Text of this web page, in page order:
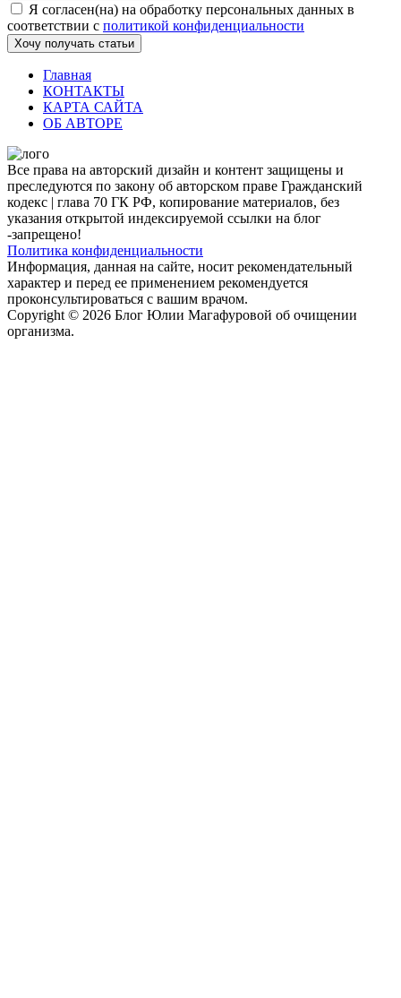
Я согласен(на) на обработку персональных данных в
соответствии с политикой конфиденциальности
Хочу получать статьи
Главная
КОНТАКТЫ
КАРТА САЙТА
ОБ АВТОРЕ
Все права на авторский дизайн и контент защищены и
преследуются по закону об авторском праве Гражданский
кодекс | глава 70 ГК РФ, копирование материалов, без
указания открытой индексируемой ссылки на блог
-запрещено!
Политика конфиденциальности
Информация, данная на сайте, носит рекомендательный
характер и перед ее применением рекомендуется
проконсультироваться с вашим врачом.
Copyright © 2026 Блог Юлии Магафуровой об очищении
организма.